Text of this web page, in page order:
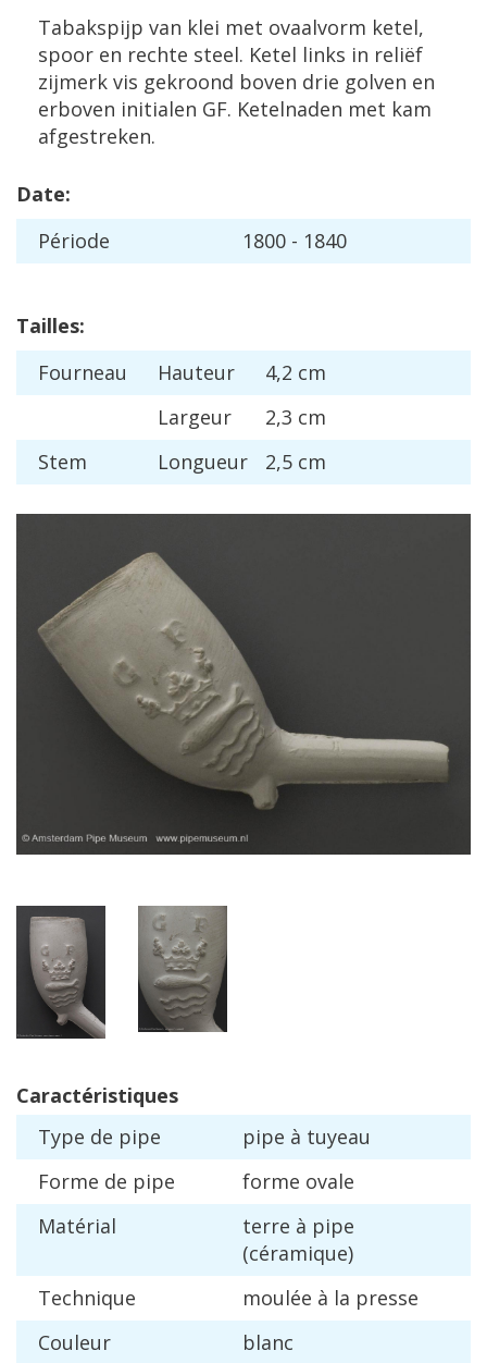
Tabakspijp van klei met ovaalvorm ketel,
spoor en rechte steel. Ketel links in reliëf
zijmerk vis gekroond boven drie golven en
erboven initialen GF. Ketelnaden met kam
afgestreken.
Date:
Période 1800 - 1840
Tailles:
Fourneau
Hauteur 4,2 cm
Largeur
2,3 cm
Stem
Longueur 2,5 cm
Caractéristiques
Type de pipe pipe à tuyeau
Forme de pipe forme ovale
Matérial terre à pipe
(céramique)
Technique
moulée à la presse
Couleur
blanc